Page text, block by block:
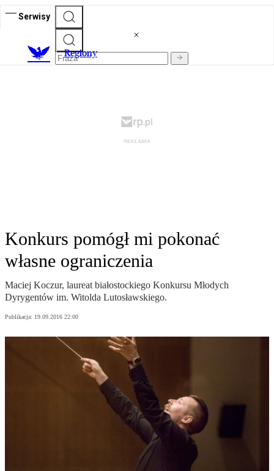
Serwisy
Regiony
Konkurs pomógł mi pokonać
własne ograniczenia
Maciej Koczur, laureat białostockiego Konkursu Młodych
Dyrygentów im. Witolda Lutosławskiego.
Publikacja: 19.09.2016 22:00